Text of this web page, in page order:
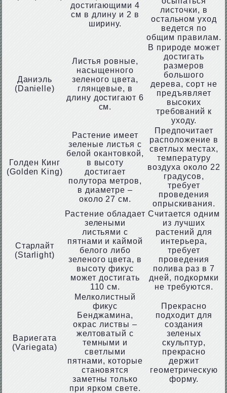
достигающими 4
см в длину и 2 в
ширину.
листочки, в
остальном уход
ведется по
общим правилам.
Даниэль
(Danielle)
Листья ровные,
насыщенного
зеленого цвета,
глянцевые, в
длину достигают 6
см.
В природе может
достигать
размеров
большого
дерева, сорт не
предъявляет
высоких
требований к
уходу.
Голден Кинг
(Golden King)
Растение имеет
зеленые листья с
белой окантовкой,
в высоту
достигает
полутора метров,
в диаметре –
около 27 см.
Предпочитает
расположение в
светлых местах,
температуру
воздуха около 22
градусов,
требует
проведения
опрыскивания.
Старлайт
(Starlight)
Растение обладает
зелеными
листьями с
пятнами и каймой
белого либо
зеленого цвета, в
высоту фикус
может достигать
110 см.
Считается одним
из лучших
растений для
интерьера,
требует
проведения
полива раз в 7
дней, подкормки
не требуются.
Вариегата
(Variegata)
Мелколистный
фикус
Бенджамина,
окрас листвы –
желтоватый с
темными и
светлыми
пятнами, которые
становятся
заметны только
при ярком свете.
Прекрасно
подходит для
создания
зеленых
скульптур,
прекрасно
держит
геометрическую
форму.